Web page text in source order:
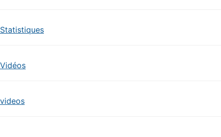
Statistiques
Vidéos
videos